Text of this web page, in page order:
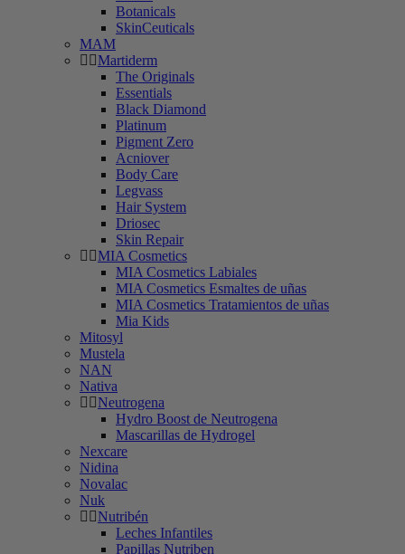
Botanicals
SkinCeuticals
MAM
Martiderm
The Originals
Essentials
Black Diamond
Platinum
Pigment Zero
Acniover
Body Care
Legvass
Hair System
Driosec
Skin Repair
MIA Cosmetics
MIA Cosmetics Labiales
MIA Cosmetics Esmaltes de uñas
MIA Cosmetics Tratamientos de uñas
Mia Kids
Mitosyl
Mustela
NAN
Nativa
Neutrogena
Hydro Boost de Neutrogena
Mascarillas de Hydrogel
Nexcare
Nidina
Novalac
Nuk
Nutribén
Leches Infantiles
Papillas Nutriben